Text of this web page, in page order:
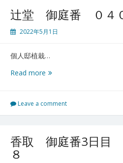
４
０
０
辻堂 御庭番 ０４
2022年5月1日
個人邸植栽…
Read more 辻
庭
番
０
Leave a comment
香取 御庭番3日目
８